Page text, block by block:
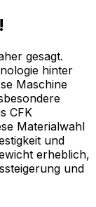
gesagt.
hinter
Maschine
CFK
Materialwahl
und
erheblich,
und